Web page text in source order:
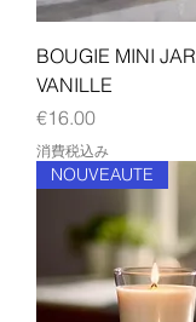
BOUGIE MINI
VANILLE
価格
€16.00
消費税込み
NOUVEAUTE